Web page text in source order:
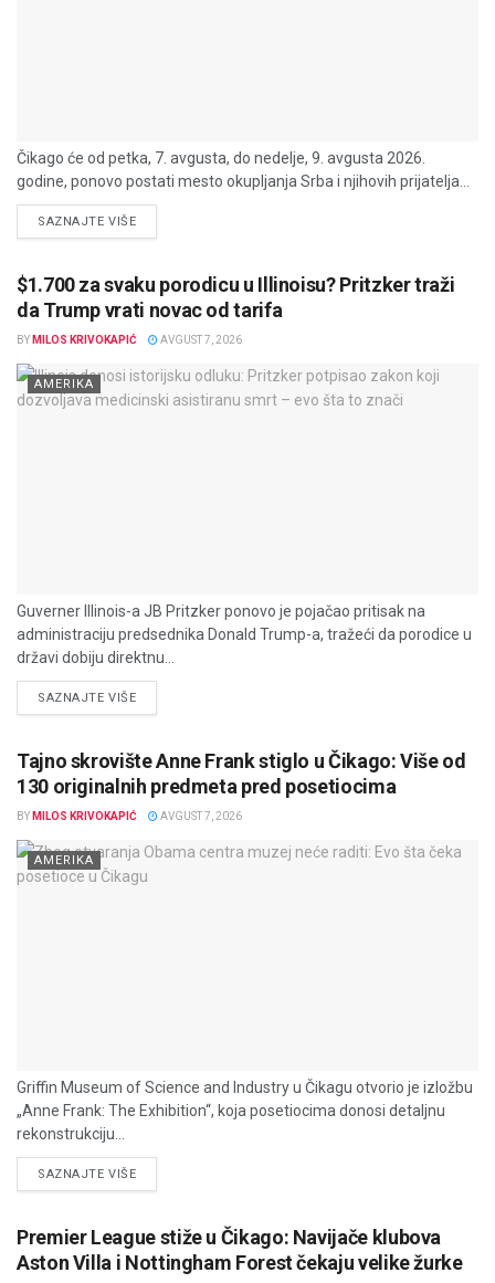
Čikago će od petka, 7. avgusta, do nedelje, 9. avgusta 2026.
godine, ponovo postati mesto okupljanja Srba i njihovih prijatelja...
SAZNAJTE VIŠEDETAILS
$1.700 za svaku porodicu u Illinoisu? Pritzker traži
da Trump vrati novac od tarifa
BY MILOS KRIVOKAPIĆ AVGUST 7, 2026
AMERIKA
Guverner Illinois-a JB Pritzker ponovo je pojačao pritisak na
administraciju predsednika Donald Trump-a, tražeći da porodice u
državi dobiju direktnu...
SAZNAJTE VIŠEDETAILS
Tajno skrovište Anne Frank stiglo u Čikago: Više od
130 originalnih predmeta pred posetiocima
BY MILOS KRIVOKAPIĆ AVGUST 7, 2026
AMERIKA
Griffin Museum of Science and Industry u Čikagu otvorio je izložbu
„Anne Frank: The Exhibition“, koja posetiocima donosi detaljnu
rekonstrukciju...
SAZNAJTE VIŠEDETAILS
Premier League stiže u Čikago: Navijače klubova
Aston Villa i Nottingham Forest čekaju velike žurke